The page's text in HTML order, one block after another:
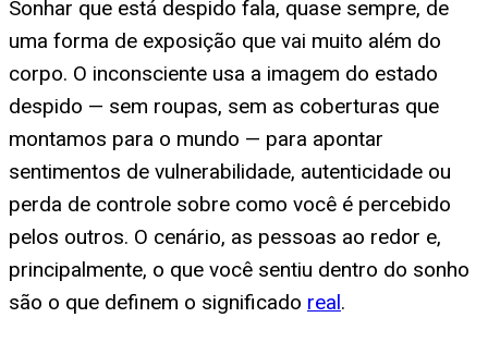
Sonhar que está despido fala, quase sempre, de
uma forma de exposição que vai muito além do
corpo. O inconsciente usa a imagem do estado
despido — sem roupas, sem as coberturas que
montamos para o mundo — para apontar
sentimentos de vulnerabilidade, autenticidade ou
perda de controle sobre como você é percebido
pelos outros. O cenário, as pessoas ao redor e,
principalmente, o que você sentiu dentro do sonho
são o que definem o significado real.